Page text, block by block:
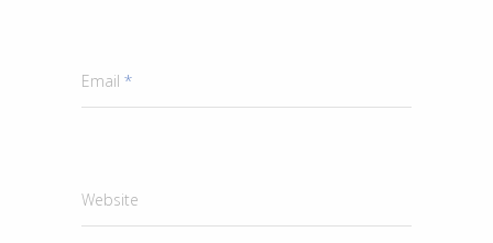
Email *
Website